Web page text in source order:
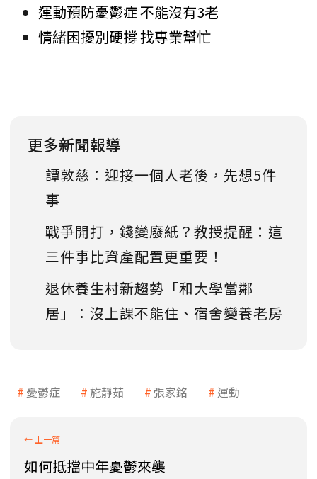
運動預防憂鬱症 不能沒有3老
情緒困擾別硬撐 找專業幫忙
更多新聞報導
譚敦慈：迎接一個人老後，先想5件
事
戰爭開打，錢變廢紙？教授提醒：這
三件事比資產配置更重要！
退休養生村新趨勢「和大學當鄰
居」：沒上課不能住、宿舍變養老房
憂鬱症 施靜茹 張家銘 運動
如何抵擋中年憂鬱來襲